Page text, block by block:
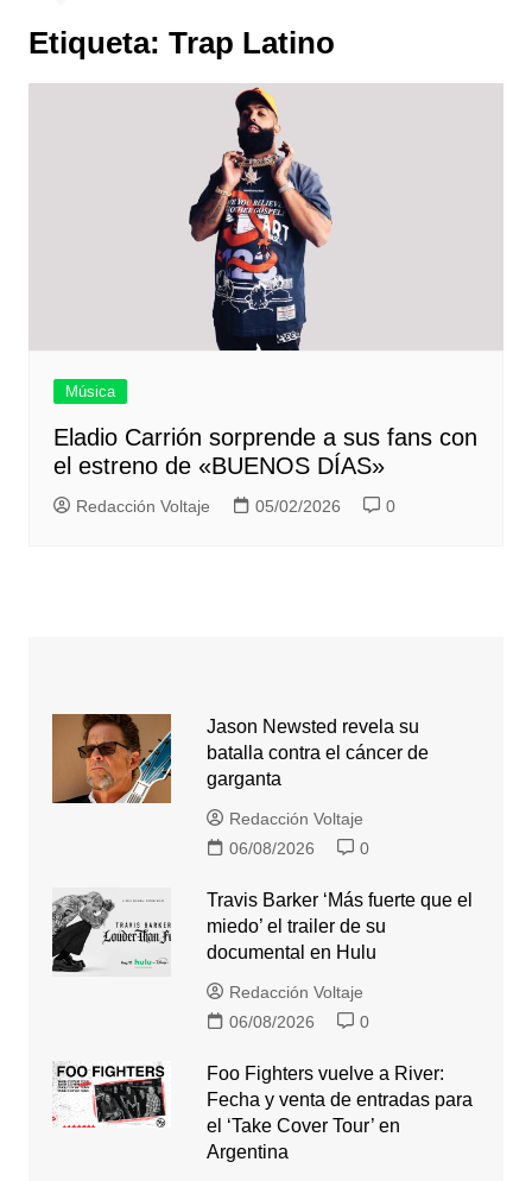
Etiqueta: Trap Latino
Música
Eladio Carrión sorprende a sus fans con
el estreno de «BUENOS DÍAS»
Redacción Voltaje 05/02/2026 0
Jason Newsted revela su
batalla contra el cáncer de
garganta
Redacción Voltaje
06/08/2026
0
Travis Barker ‘Más fuerte que el
miedo’ el trailer de su
documental en Hulu
Redacción Voltaje
06/08/2026
0
Foo Fighters vuelve a River:
Fecha y venta de entradas para
el ‘Take Cover Tour’ en
Argentina